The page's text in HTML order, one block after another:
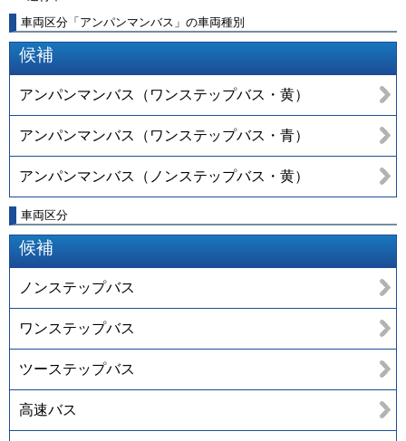
車両区分「アンパンマンバス」の車両種別
候補
アンパンマンバス（ワンステップバス・黄）
アンパンマンバス（ワンステップバス・青）
アンパンマンバス（ノンステップバス・黄）
車両区分
候補
ノンステップバス
ワンステップバス
ツーステップバス
高速バス